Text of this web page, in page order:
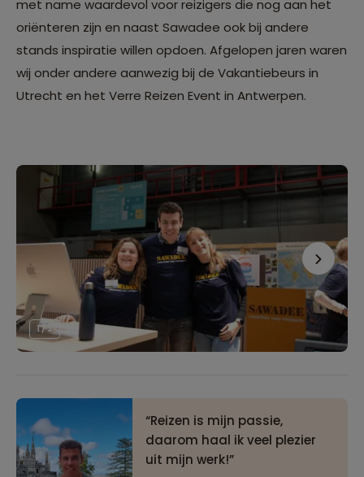
Reizen is mijn passie,
daarom haal ik veel plezier
uit mijn werk!
met name waardevol voor reizigers die nog aan het
oriënteren zijn en naast Sawadee ook bij andere
stands inspiratie willen opdoen. Afgelopen jaren waren
wij onder andere aanwezig bij de Vakantiebeurs in
Utrecht en het Verre Reizen Event in Antwerpen.
1 / 2